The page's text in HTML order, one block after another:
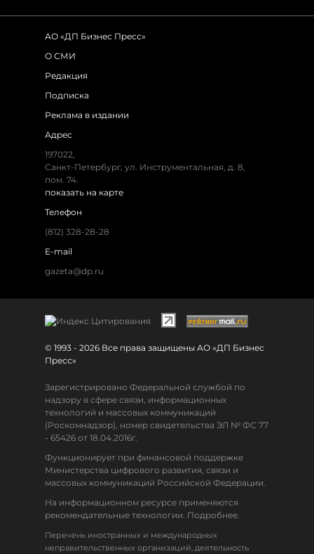
АО «ДП Бизнес Пресс»
О СМИ
Редакция
Подписка
Реклама в издании
Адрес
197022,
Санкт-Петербург, ул. Инструментальная, д. 8,
пом. 74.
показать на карте
Телефон
(812) 328-28-28
E-mail
gazeta@dp.ru
© 1993 - 2026 Все права защищены АО «ДП Бизнес
Пресс»
Зарегистрировано Федеральной службой по
надзору в сфере связи, информационных
технологий и массовых коммуникаций
(Роскомнадзор), номер свидетельства ЭЛ № ФС 77
- 65426 от 18.04.2016г.
Функционирует при финансовой поддержке
Министерства цифрового развития, связи и
массовых коммуникаций Российской Федерации.
На информационном ресурсе применяются
рекомендательные технологии. Подробнее.
Перечень иностранных и международных
неправительственных организаций, деятельность